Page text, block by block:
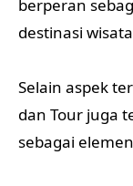
berperan
destinasi
Selain aspek
dan Tour juga
sebagai